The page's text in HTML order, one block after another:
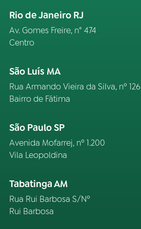
Rio de Janeiro RJ
Av. Gomes Freire, n° 474
Centro
São Luís MA
Rua Armando Vieira da Silva, nº 126
Bairro de Fátima
São Paulo SP
Avenida Mofarrej, nº 1.200
Vila Leopoldina
Tabatinga AM
Rua Rui Barbosa S/Nº
Rui Barbosa